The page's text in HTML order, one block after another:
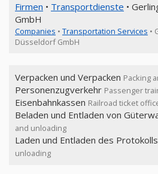
Firmen • Transportdienste •
GmbH
Companies • Transportation Services •
Düsseldorf GmbH
Verpacken und Verpacken Packing
Personenzugverkehr Passenger
Eisenbahnkassen Railroad ticket
Beladen und Entladen von
and unloading
Laden und Entladen des Protokolls
unloading